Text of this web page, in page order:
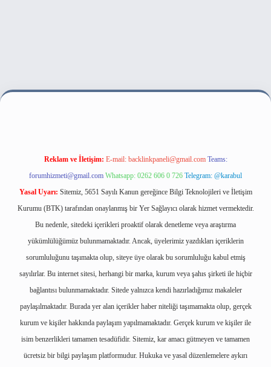
sitesi
Reklam ve İletişim: E-mail: backlinkpaneli@gmail.com Teams:
forumhizmeti@gmail.com Whatsapp: 0262 606 0 726 Telegram: @karabul
Yasal Uyarı: Sitemiz, 5651 Sayılı Kanun gereğince Bilgi Teknolojileri ve İletişim
Kurumu (BTK) tarafından onaylanmış bir Yer Sağlayıcı olarak hizmet vermektedir.
Bu nedenle, sitedeki içerikleri proaktif olarak denetleme veya araştırma
yükümlülüğümüz bulunmamaktadır. Ancak, üyelerimiz yazdıkları içeriklerin
sorumluluğunu taşımakta olup, siteye üye olarak bu sorumluluğu kabul etmiş
sayılırlar. Bu internet sitesi, herhangi bir marka, kurum veya şahıs şirketi ile hiçbir
bağlantısı bulunmamaktadır. Sitede yalnızca kendi hazırladığımız makaleler
paylaşılmaktadır. Burada yer alan içerikler haber niteliği taşımamakta olup, gerçek
kurum ve kişiler hakkında paylaşım yapılmamaktadır. Gerçek kurum ve kişiler ile
isim benzerlikleri tamamen tesadüfidir. Sitemiz, kar amacı gütmeyen ve tamamen
ücretsiz bir bilgi paylaşım platformudur. Hukuka ve yasal düzenlemelere aykırı